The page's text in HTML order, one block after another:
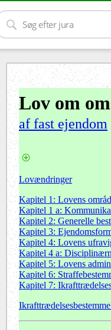
Lov om
af fast ejendom
Lovændringer
Kapitel 1: Lovens
Kapitel 1 a:
Kapitel 2: Generelle
Kapitel 3:
Kapitel 4: Lovens
Kapitel 4 a:
Kapitel 5: Lovens
Kapitel 6:
Kapitel 7: